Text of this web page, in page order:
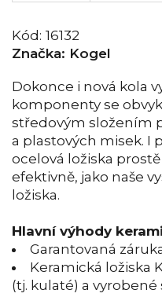
Kód: 16132
Značka: Kogel
Dokonce i nová kola
komponenty se
středovým složením
a plastových misek. I
ocelová ložiska
efektivně, jako naše
ložiska.
Hlavní výhody
Garantovaná
Keramická ložiska
(tj. kulaté) a